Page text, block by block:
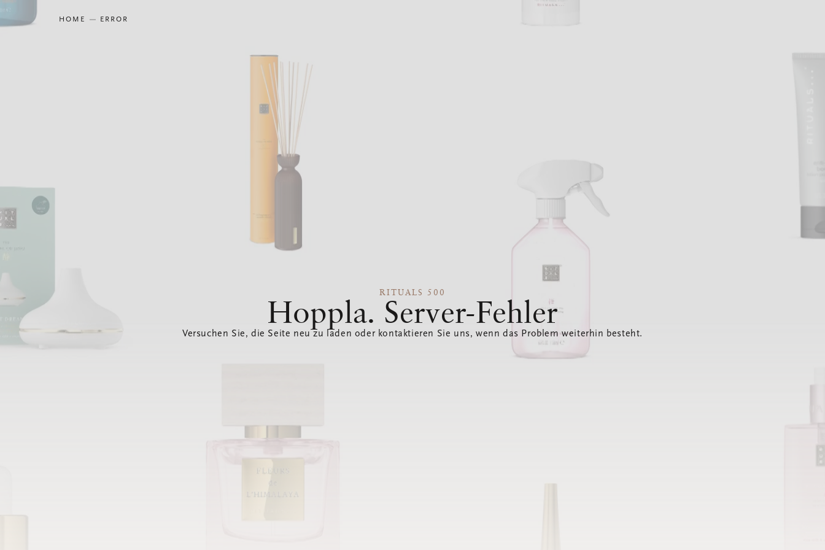
HOME ERROR
RITUALS 500
Hoppla. Server-Fehler
Versuchen Sie, die Seite neu zu laden oder kontaktieren Sie uns, wenn das Problem weiterhin besteht.